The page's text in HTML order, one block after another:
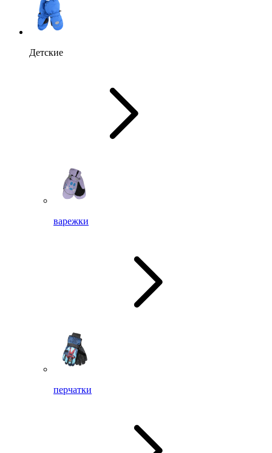
Детские
варежки
перчатки